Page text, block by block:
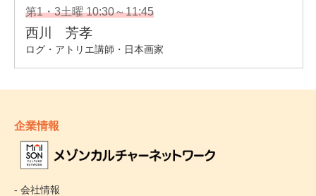
企業情報
- 会社情報